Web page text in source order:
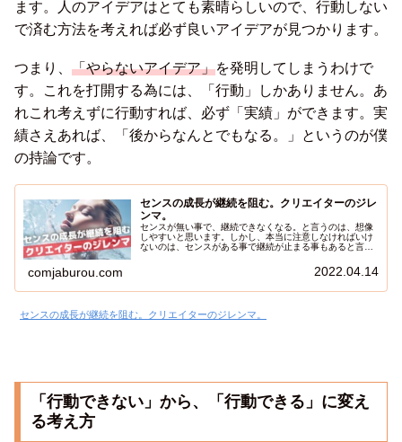
ます。人のアイデアはとても素晴らしいので、行動しない
で済む方法を考えれば必ず良いアイデアが見つかります。
つまり、 「やらないアイデア」を発明してしまうわけで
す。これを打開する為には、「行動」しかありません。あ
れこれ考えずに行動すれば、必ず「実績」ができます。実
績さえあれば、「後からなんとでもなる。」というのが僕
の持論です。
センスの成長が継続を阻む。クリエイターのジレ
ンマ。
センスが無い事で、継続できなくなる。と言うのは、想像
しやすいと思います。しかし、本当に注意しなければいけ
ないのは、センスがある事で継続が止まる事もあると言う
ると花開く事はできません。今日は、そんな「センス」に
関しての解説をしたいと思います。「自分にはセンスが無
comjaburou.com 2022.04.14
センスの成長が継続を阻む。クリエイターのジレンマ。
「 行動できない」から、「行動できる」に変え
る考え方